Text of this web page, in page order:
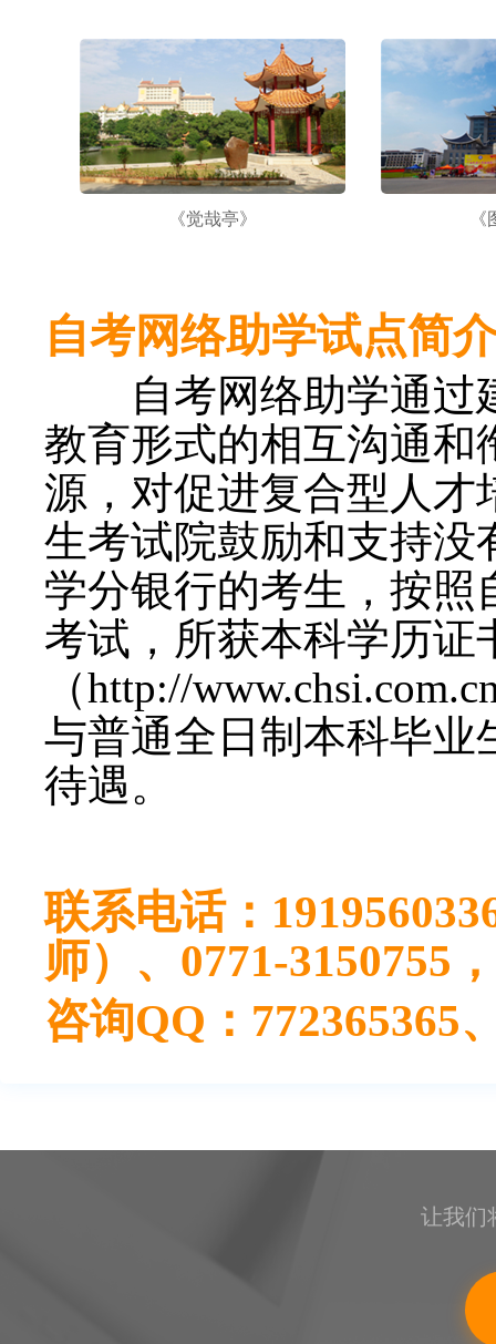
《觉哉亭》
自考网络助学试点简
自考网络助学通过
教育形式的相互沟通和
源，对促进复合型人才
生考试院鼓励和支持没
学分银行的考生，按照
考试，所获本科学历证
（http://
与普通全日制本科毕业
待遇。
联系电话：
师）、0771-3150755
咨询QQ：772365365
让我们